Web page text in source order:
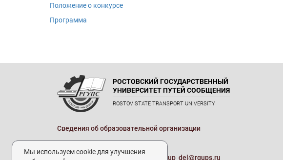
Положение о конкурсе
Программа
РОСТОВСКИЙ ГОСУДАРСТВЕННЫЙ
УНИВЕРСИТЕТ ПУТЕЙ СООБЩЕНИЯ
ROSTOV STATE TRANSPORT UNIVERSITY
Сведения об образовательной организации
Реквизиты
Электронная почта университета: up_del@rgups.ru
Мы используем cookie для улучшения